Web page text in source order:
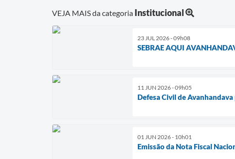
VEJA MAIS da categoria Institucional
23 JUL 2026 - 09h08
SEBRAE AQUI
11 JUN 2026 - 09h05
Defesa Civil de
01 JUN 2026 - 10h01
Emissão da Nota Fiscal